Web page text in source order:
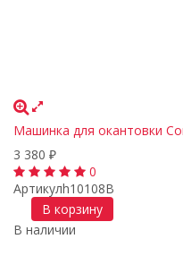
Машинка для окантовки
3 380 ₽
0
Артикулh10108B
В корзину
В наличии